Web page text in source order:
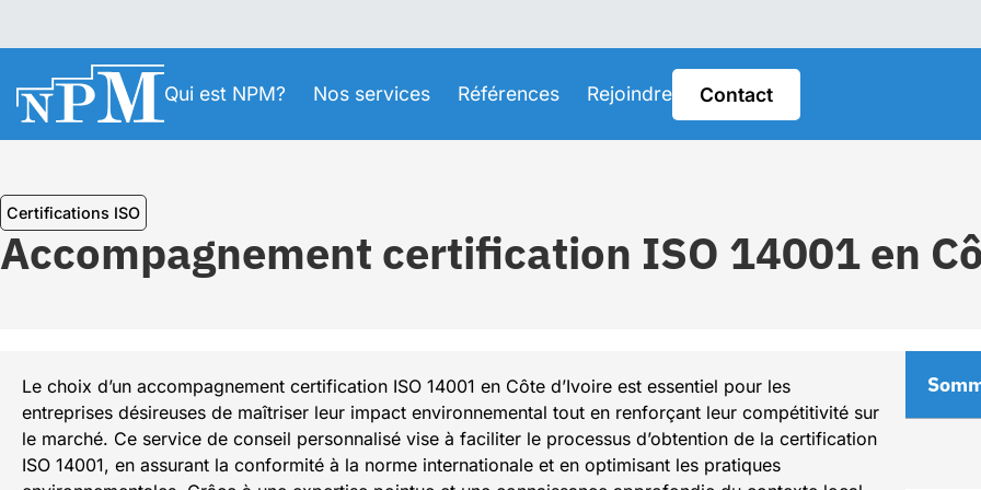
Qui est NPM? Nos services Références Rejoindre Contact
Certifications ISO
Accompagnement certification ISO 14001 en
Le choix d’un accompagnement certification ISO 14001 en Côte d’Ivoire est essentiel pour les
entreprises désireuses de maîtriser leur impact environnemental tout en renforçant leur compétitivité sur
le marché. Ce service de conseil personnalisé vise à faciliter le processus d’obtention de la certification
ISO 14001, en assurant la conformité à la norme internationale et en optimisant les pratiques